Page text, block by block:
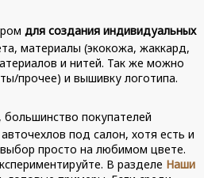
для создания индивидуальных
материалы (экокожа, жаккард,
и нитей. Так же можно
прочее) и вышивку логотипа.
большинство покупателей
под салон, хотя есть и
просто на любимом цвете.
В разделе Наши